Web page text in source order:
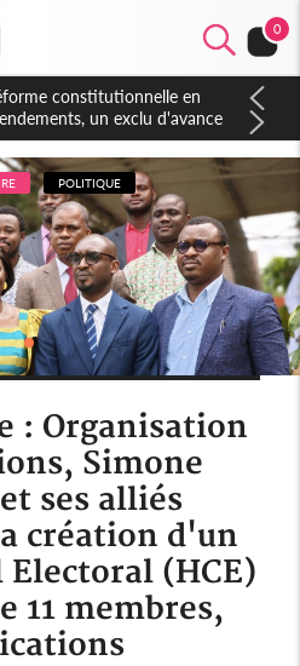
0
constitutionnelle en
un exclu d'avance
POLITIQUE
: Organisation
Simone
ses alliés
création d'un
Electoral (HCE)
11 membres,